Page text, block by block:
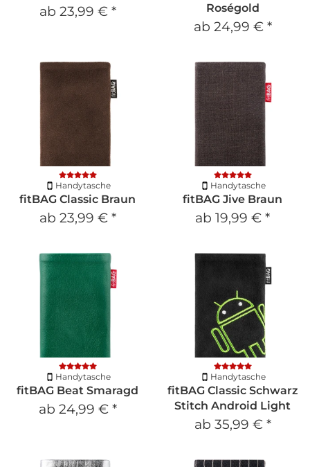
ab 23,99 € *
Roségold
ab 24,99 € *
Handytasche
fitBAG Classic Braun
ab 23,99 € *
Handytasche
fitBAG Jive Braun
ab 19,99 € *
Handytasche
fitBAG Beat Smaragd
ab 24,99 € *
Handytasche
fitBAG Classic Schwarz
Stitch Android Light
ab 35,99 € *